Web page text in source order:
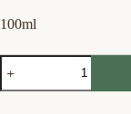
100ml
Mermelada
para
tus